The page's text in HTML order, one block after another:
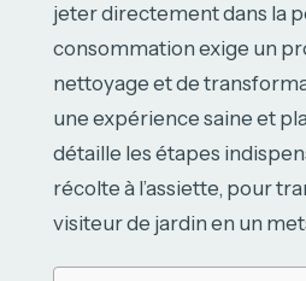
jeter directement dans la
consommation exige un
nettoyage et de
une expérience saine et
détaille les étapes
récolte à l’assiette, pour
visiteur de jardin en un